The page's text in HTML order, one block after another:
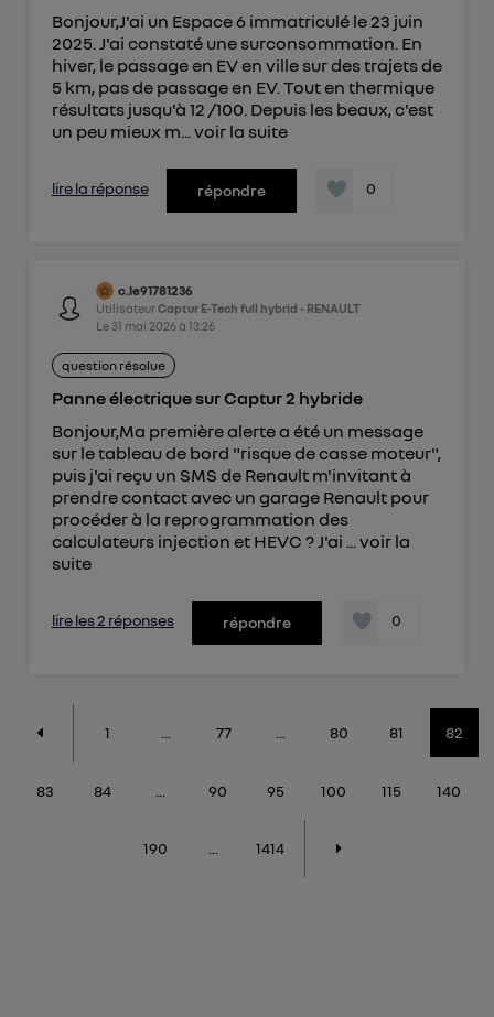
Bonjour,J'ai un Espace 6 immatriculé le 23 juin
2025. J'ai constaté une surconsommation. En
hiver, le passage en EV en ville sur des trajets de
5 km, pas de passage en EV. Tout en thermique
résultats jusqu'à 12 /100. Depuis les beaux, c'est
un peu mieux m... voir la suite
lire la réponse répondre 0
c.le91781236
UtilisateurCaptur E-Tech full hybrid - RENAULT
Le 31 mai 2026à 13:26
question résolue
Panne électrique sur Captur 2 hybride
Bonjour,Ma première alerte a été un message
sur le tableau de bord "risque de casse moteur",
puis j'ai reçu un SMS de Renault m'invitant à
prendre contact avec un garage Renault pour
procéder à la reprogrammation des
calculateurs injection et HEVC ? J'ai ...voir la
suite
lire les 2 réponses répondre 0
1 77 80 81 82
83 84 90 95 100 115 140
190 1414